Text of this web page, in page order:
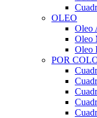
OLEO
Oleo
Oleo
Oleo
POR